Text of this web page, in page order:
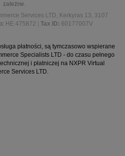
zależne.
Services LTD, Kerkyras 13, 3107
HE 475872 Tax ID: 60177007V
płatności, są tymczasowo wspierane
Specialists LTD - do czasu pełnego
i płatniczej na NXPR Virtual
Services LTD.